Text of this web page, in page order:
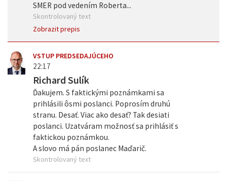
SMER pod vedením Roberta...
Skontrolovaný text
Zobrazit prepis
VSTUP PREDSEDAJÚCEHO
22:17
Richard Sulík
Ďakujem. S faktickými poznámkami sa
prihlásili ôsmi poslanci. Poprosím druhú
stranu. Desať. Viac ako desať? Tak desiati
poslanci. Uzatváram možnosť sa prihlásiť s
faktickou poznámkou.
A slovo má pán poslanec Maďarič.
Skontrolovaný text